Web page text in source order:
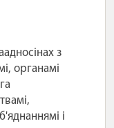
з
органамі
і